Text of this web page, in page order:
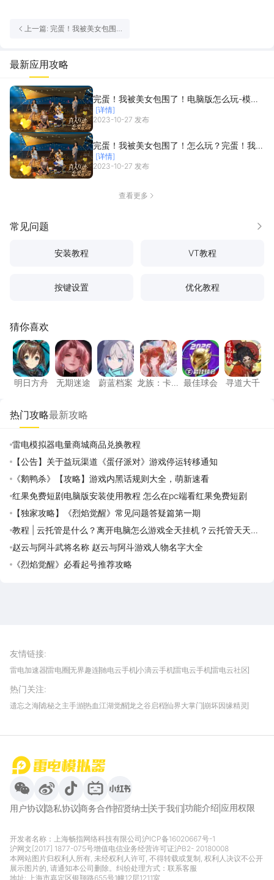
上一篇: 完蛋！我被美女包围
器上玩完蛋！我被美女包围
了！？
最新应用攻略
完蛋！我被美女包围了！电脑版怎么玩-模拟
器多开及按键设置教程
[详情]
2023-10-27 发布
完蛋！我被美女包围了！怎么玩？完蛋！我被
美女包围了！攻略有吗？如何模拟器上玩完
蛋！我被美女包围了！？
[详情]
2023-10-27 发布
查看更多
常见问题 更多
安装教程 VT教程
按键设置 优化教程
猜你喜欢
明日方舟
明日方舟
无期迷途
无期迷途
蔚蓝档案
蔚蓝档案
龙族：卡塞尔之门
龙族：卡
最佳球会
最佳球会
寻道大
寻道大千
热门攻略最新攻略
雷电模拟器电量商城商品兑换教程
【公告】关于益玩渠道《蛋仔派对》游戏停运转移通知
《鹅鸭杀》【攻略】游戏内黑话规则大全，萌新速看
红果免费短剧电脑版安装使用教程 怎么在pc端看红果免费短剧
【独家攻略】《烈焰觉醒》常见问题答疑篇第一期
教程 | 云托管是什么？离开电脑怎么游戏全天挂机？云托管天天免
费领取攻略
赵云与阿斗武将名称 赵云与阿斗游戏人物名字大全
《烈焰觉醒》必看起号推荐攻略
友情链接:
雷电加速器雷电圈无界趣连驰电云手机小滴云手机雷电云手机雷电云社区
我爱vr网华军软件园
热门关注:
遗忘之海诡秘之主手游热血江湖觉醒龙之谷启程仙界大掌门 崩坏因缘精灵
用户协议隐私协议商务合作招贤纳士关于我们功能介绍 应用权限
开发者名称：上海畅指网络科技有限公司沪ICP备16020667号-1
沪网文[2017] 1877-075号增值电信业务经营许可证沪B2- 20180008
本网站图片归权利人所有, 未经权利人许可, 不得转载或复制, 权利人决议不公开
展示图片的, 请通知本公司删除。纠纷处理方式： 联系客服
地址: 上海市嘉定区银翔路655号1幢12层1211室
首页
微信
微博 抖音 哔哩哔哩